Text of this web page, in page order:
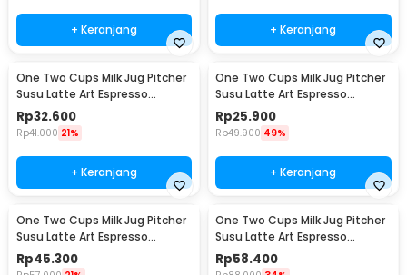
+ Keranjang + Keranjang
One Two Cups Milk Jug Pitcher
Susu Latte Art Espresso
Stainless Steel 350ml - J068
Rp32.600
Rp41.000 21%
+ Keranjang
One Two Cups Milk Jug Pitcher
Susu Latte Art Espresso
Stainless Steel 150ml - J068
Rp25.900
Rp49.900 49%
+ Keranjang
One Two Cups Milk Jug Pitcher
Susu Latte Art Espresso
Stainless Steel 600ml - J068
Rp45.300
One Two Cups Milk Jug Pitcher
Susu Latte Art Espresso
Stainless Steel 900ml - J068
Rp58.400